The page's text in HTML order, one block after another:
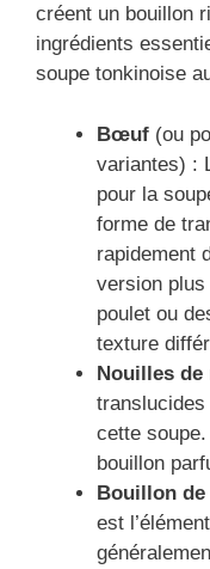
créent un bouillon
ingrédients
soupe tonkinoise
Bœuf (ou
variantes) :
pour la
forme de
rapidement
version
poulet ou
texture
Nouilles de
translucides
cette
bouillon
Bouillon
est